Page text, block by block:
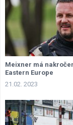
Meixner má
Eastern Europe
21.02. 2023